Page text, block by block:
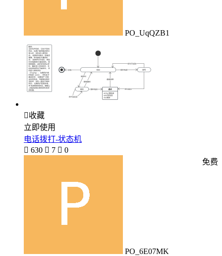
PO_UqQZB1
收藏
立即使用
电话拨打-状态机
 630  7  0
PO_6E07MK
免费